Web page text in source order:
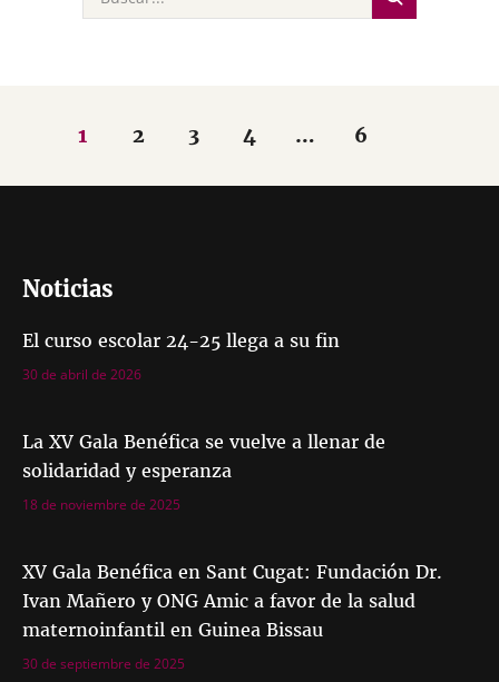
1 2 3 4 … 6
Noticias
El curso escolar 24-25 llega a su fin
30 de abril de 2026
La XV Gala Benéfica se vuelve a llenar de
solidaridad y esperanza
18 de noviembre de 2025
XV Gala Benéfica en Sant Cugat: Fundación Dr.
Ivan Mañero y ONG Amic a favor de la salud
maternoinfantil en Guinea Bissau
30 de septiembre de 2025